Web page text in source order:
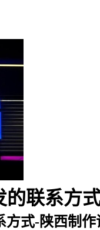
的联系方
方式-陕西制